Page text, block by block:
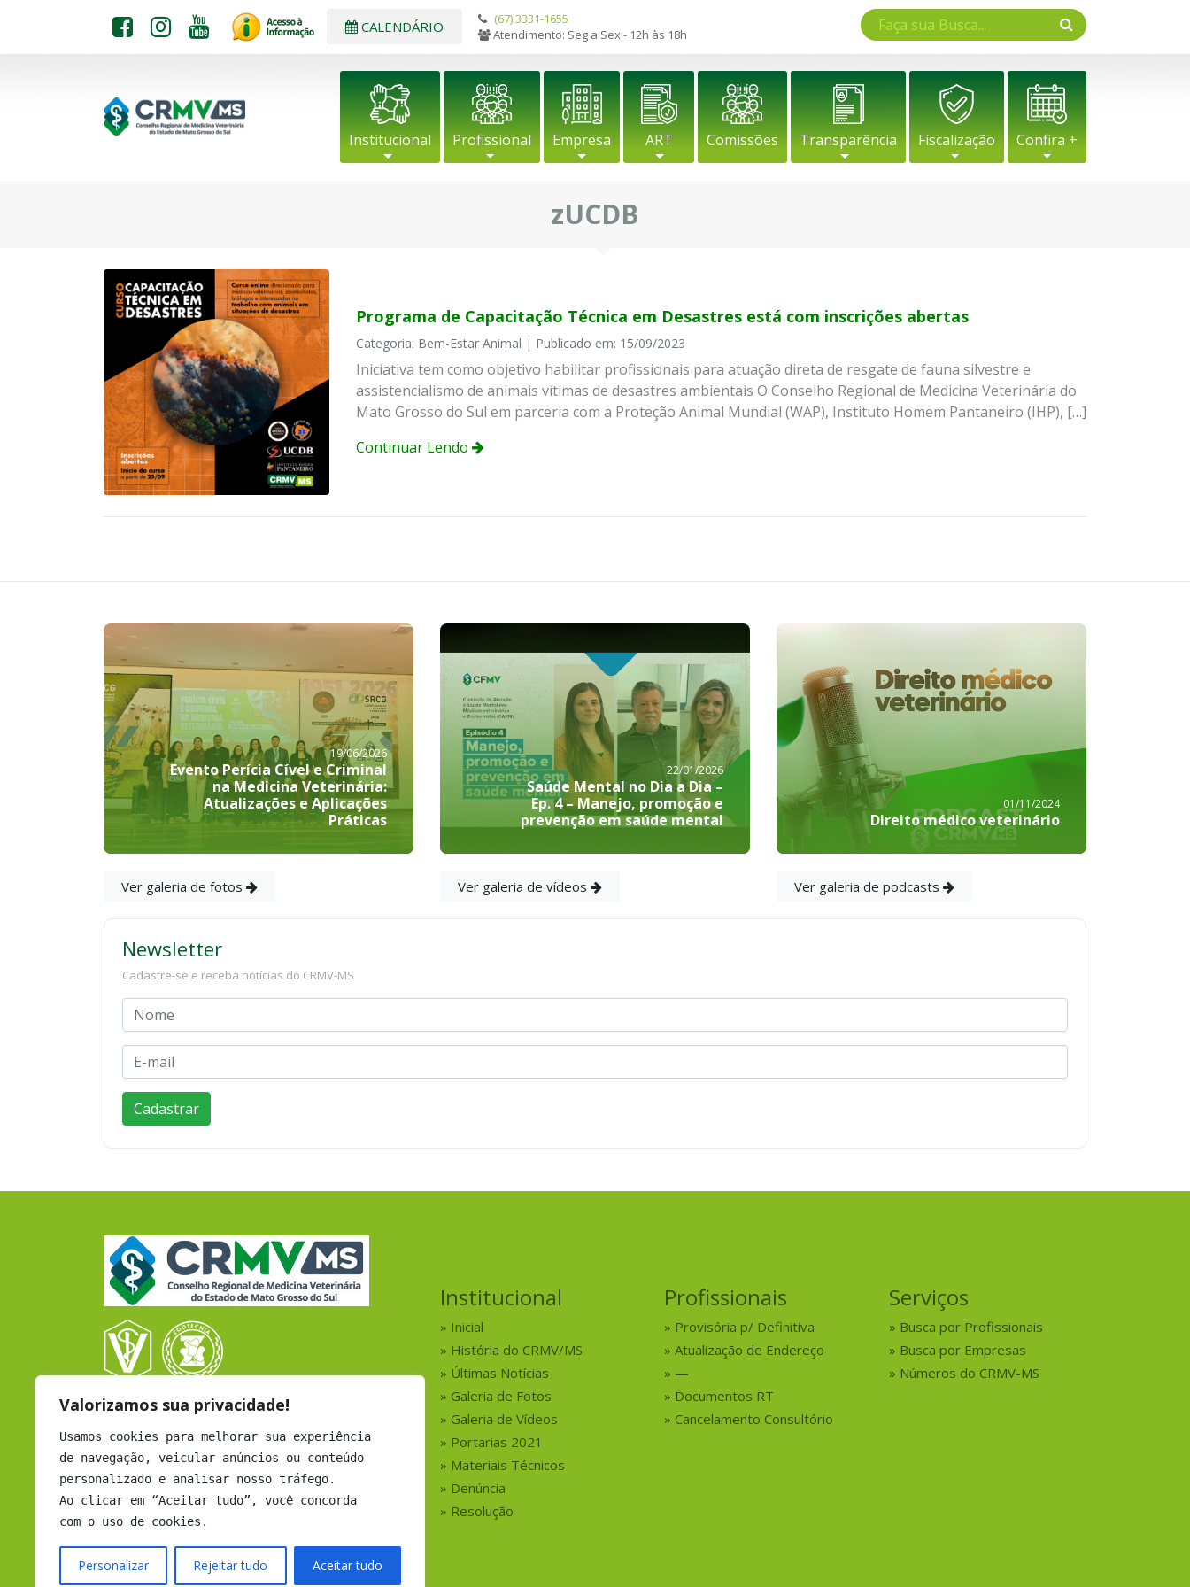
Valorizamos sua privacidade!
Usamos cookies para melhorar sua experiência
de navegação, veicular anúncios ou conteúdo
personalizado e analisar nosso tráfego.
Ao clicar em “Aceitar tudo”, você concorda
com o uso de cookies.
Personalizar Rejeitar tudo Aceitar tudo
CALENDÁRIO
(67) 3331-1655
Atendimento: Seg a Sex - 12h às 18h
Institucional Profissional Empresa ART Comissões Transparência Fiscalização Confira +
zUCDB
Programa de Capacitação Técnica em Desastres está com inscrições abertas
Categoria: Bem-Estar Animal | Publicado em: 15/09/2023
Iniciativa tem como objetivo habilitar profissionais para atuação direta de resgate de fauna silvestre e
assistencialismo de animais vítimas de desastres ambientais O Conselho Regional de Medicina Veterinária do
Mato Grosso do Sul em parceria com a Proteção Animal Mundial (WAP), Instituto Homem Pantaneiro (IHP), […]
Continuar Lendo
19/06/2026
Evento Perícia Cível e Criminal
na Medicina Veterinária:
Atualizações e Aplicações
Práticas
Ver galeria de fotos
22/01/2026
Saúde Mental no Dia a Dia –
Ep. 4 – Manejo, promoção e
prevenção em saúde mental
Ver galeria de vídeos
01/11/2024
Direito médico veterinário
Ver galeria de podcasts
Newsletter
Cadastre-se e receba notícias do CRMV-MS
CRMV - CAMPO GRANDE
Rua Coronel Cacildo Arantes, 433
B. Chácara Cachoeira - Cep: 79040-452
Campo Grande - MS
Atendimento: Seg a Sex - 12h às 18h
Email:comunicacao@crmvms.org.br
Tel:(67) 3331-1655
Institucional
Inicial
História do CRMV/MS
Últimas Notícias
Galeria de Fotos
Galeria de Vídeos
Portarias 2021
Materiais Técnicos
Denúncia
Resolução
Profissionais
Provisória p/ Definitiva
Atualização de Endereço
—
Documentos RT
Cancelamento Consultório
Serviços
Busca por Profissionais
Busca por Empresas
Números do CRMV-MS